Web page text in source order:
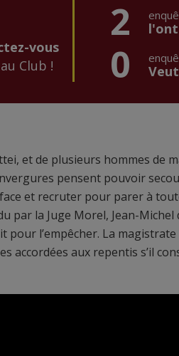
vous
Club !
2
0
et de plusieurs hommes de
pensent pouvoir
et recruter pour parer à
par la Juge Morel, Jean-
pour l’empêcher. La
accordées aux repentis s’il